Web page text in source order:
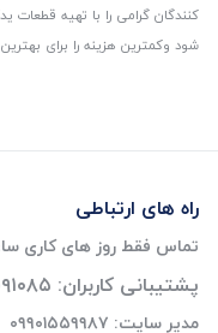
کنندگان گرامی را با تهیه
شود و‌کمترین هزینه را برای
راه های ارتباطی
تماس فقط روز های کاری ساعت
پشتیبانی کاربران: ۰۳۵۹۱۰۹۱۰۸۵
مدیر سایت: ۰۹۹۰۱۵۵۹۹۸۷